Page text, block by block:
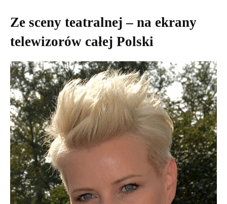
Ze sceny teatralnej – na ekrany
telewizorów całej Polski